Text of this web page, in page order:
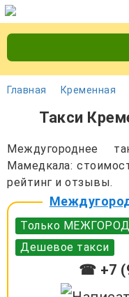
Главная Кременная
Такси
Междугороднее
Мамедкала:
рейтинг и отзывы.
Только МЕЖГОРОД
Дешевое такси
☎ +7